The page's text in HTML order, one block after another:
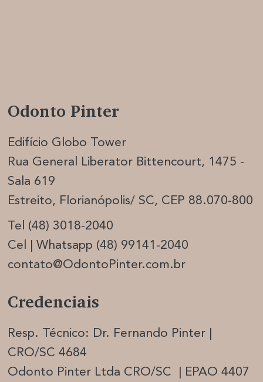
Edifício Globo Tower
Rua General Liberator Bittencourt, 1475 -
Sala 619
Estreito, Florianópolis/ SC, CEP 88.070-800
Tel (48) 3018-2040
Cel | Whatsapp (48) 99141-2040
contato@OdontoPinter.com.br
Odonto Pinter
Credenciais
Resp. Técnico: Dr. Fernando Pinter |
CRO/SC 4684
Odonto Pinter Ltda CRO/SC | EPAO 4407